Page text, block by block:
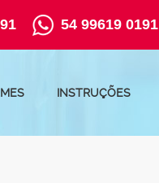
54 99619 0191
INSTRUÇÕES